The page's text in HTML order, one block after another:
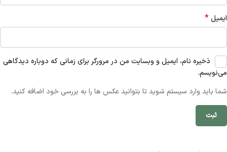
ایمیل*
ذخیره نام، ایمیل و وبسایت من در مرورگر برای زمانی که دوباره دیدگاهی
می‌نویسم.
شما باید وارد سیستم شوید تا بتوانید عکس ها را به بررسی خود اضافه کنید.